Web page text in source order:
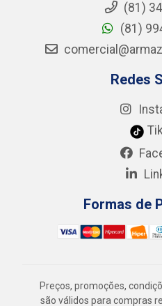
(81)
(81)
Redes
Formas de
Preços, promoções,
são válidos para compras